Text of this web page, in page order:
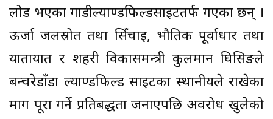
लोड भएका गाडील्याण्डफिल्डसाइटतर्फ गएका छन् ।
ऊर्जा जलस्रोत तथा सिँचाइ, भौतिक पूर्वाधार तथा
यातायात र शहरी विकासमन्त्री कुलमान घिसिङले
बन्चरेडाँडा ल्याण्डफिल्ड साइटका स्थानीयले राखेका
माग पूरा गर्ने प्रतिबद्धता जनाएपछि अवरोध खुलेको